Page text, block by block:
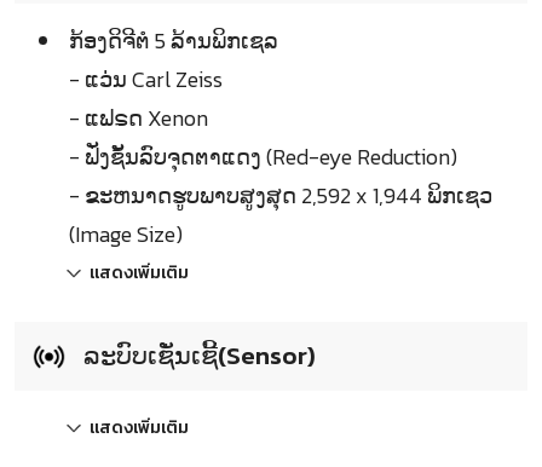
ກ້ອງດິຈີຕໍ 5 ລ້ານພິກເຊລ
- ແວ່ນ Carl Zeiss
- ແຟຣດ Xenon
- ຟັ່ງຊັ້ນລົບຈຸດຕາແດງ (Red-eye Reduction)
- ຂະຫນາດຮູບພາບສູງສຸດ 2,592 x 1,944 ພິກເຊວ
(Image Size)
แสดงเพิ่มเติม
ລະບົບເຊັ່ນເຊີ້(Sensor)
แสดงเพิ่มเติม